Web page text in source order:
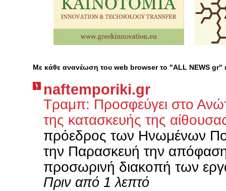
Με κάθε ανανέωση του web browser το "ALL NEWS gr"
naftemporiki.gr
Τραμπ: Προσφεύγει στο
της κατασκευής της
πρόεδρος των Ηνωμένων
την Παρασκευή την απόφαση
προσωρινή διακοπή των
Πριν από 1 λεπτό